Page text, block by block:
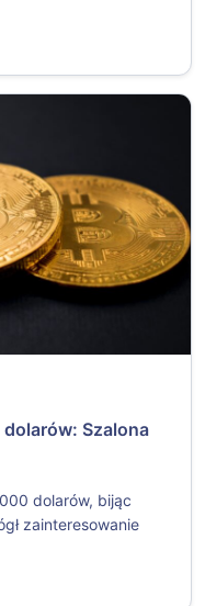
Szalona
dolarów, bijąc
zainteresowanie